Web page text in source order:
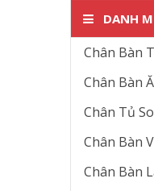
DANH
Chân Bàn
Chân Bàn
Chân Tủ
Chân Bàn
Chân Bàn